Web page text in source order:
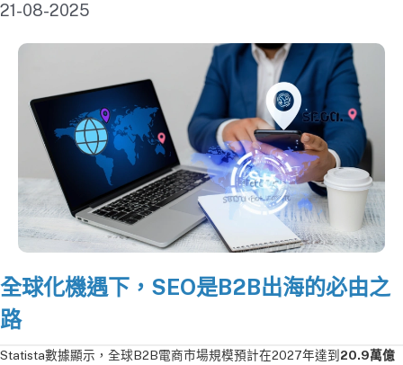
21-08-2025
全球化機遇下，SEO是B2B出海的必由之
路
Statista數據顯示，全球B2B電商市場規模預計在2027年達到 20.9萬億